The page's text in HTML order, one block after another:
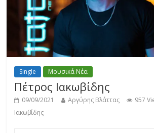
Single Μουσικά Νέα
Πέτρος Ιακωβίδης
09/09/2021 Αργύρης Βλάττας 957
Ιακωβίδης